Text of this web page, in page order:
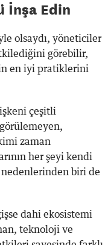
İnşa Edin
olsaydı, yöneticiler
görebilir,
en iyi pratiklerini
çeşitli
zaman
her şeyi kendi
biri de
dahi ekosistemi
teknoloji ve